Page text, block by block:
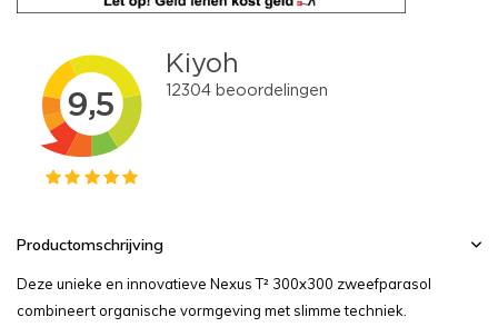
Productomschrijving
Deze unieke en innovatieve Nexus T² 300x300 zweefparasol
combineert organische vormgeving met slimme techniek.